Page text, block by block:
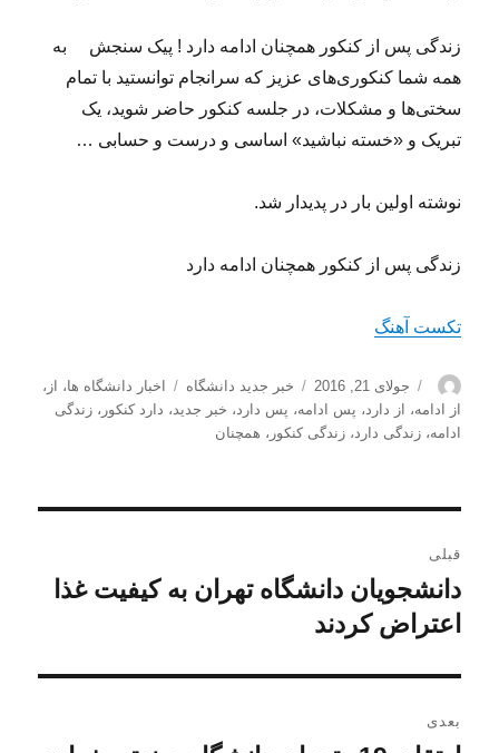
زندگی پس از کنکور همچنان ادامه دارد ! پیک سنجش به
همه شما کنکوری‌های عزیز که سرانجام توانستید با تمام
سختی‌ها و مشکلات، در جلسه کنکور حاضر شوید، یک
تبریک و «خسته نباشید» اساسی و درست و حسابی …
نوشته اولین بار در پدیدار شد.
زندگی پس از کنکور همچنان ادامه دارد
تکست آهنگ
نویسنده
ارسال
شده
در
جولای 21, 2016 دسته‌ها
خبر جدید دانشگاه برچسب‌ها
اخبار دانشگاه ها، از ،
از ادامه، از دارد، پس ادامه، پس دارد، خبر جدید، دارد کنکور ،زندگی
ادامه،زندگی دارد،زندگی کنکور ، همچنان
نوشته
قبلی
نوشته
قبلی:
دانشجویان دانشگاه تهران به کیفیت غذا
اعتراض کردند
بعدی